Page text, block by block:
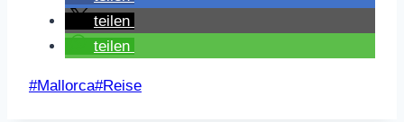
teilen
teilen
Schlagworte:
#Mallorca#Reise